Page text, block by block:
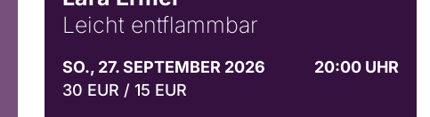
Leicht entflammbar
SO., 27. SEPTEMBER 2026
20:00 UHR
30 EUR / 15 EUR